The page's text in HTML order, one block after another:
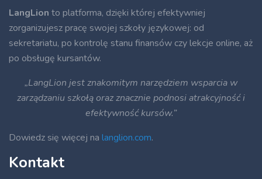
LangLion to platforma, dzięki której efektywniej
zorganizujesz pracę swojej szkoły językowej: od
sekretariatu, po kontrolę stanu finansów czy lekcje online, aż
po obsługę kursantów.
„LangLion jest znakomitym narzędziem wsparcia w
zarządzaniu szkołą oraz znacznie podnosi atrakcyjność i
efektywność kursów.”
Dowiedz się więcej na langlion.com.
Kontakt